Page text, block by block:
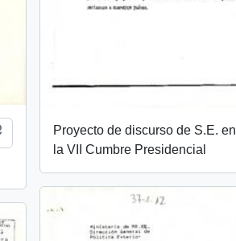
Añadir al portapapeles
Proyecto de discurso de S.E. en
la VII Cumbre Presidencial